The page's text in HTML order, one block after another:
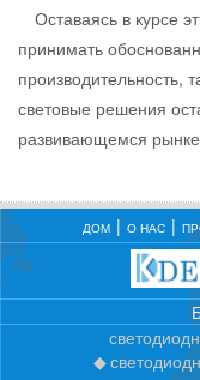
Оставаясь в курсе
принимать
производительность,
световые решения
развивающемся
ДОМ О НАС